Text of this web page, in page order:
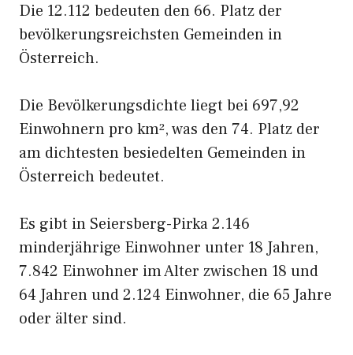
Die 12.112 bedeuten den 66. Platz der
bevölkerungsreichsten Gemeinden in
Österreich.
Die Bevölkerungsdichte liegt bei 697,92
Einwohnern pro km², was den 74. Platz der
am dichtesten besiedelten Gemeinden in
Österreich bedeutet.
Es gibt in Seiersberg-Pirka 2.146
minderjährige Einwohner unter 18 Jahren,
7.842 Einwohner im Alter zwischen 18 und
64 Jahren und 2.124 Einwohner, die 65 Jahre
oder älter sind.